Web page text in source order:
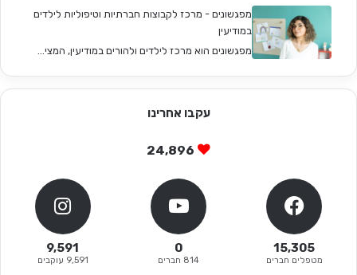
מפגשונים - מרכז לקבוצות חברתיות וטיפוליות לילדים
במודיעין
מפגשונים הוא מרכז לילדים ולהורים במודיעין, המצי...
עקבו אחרינו
24,896
15,305
מטפלים חברים
0
814 חברים
9,591
9,591 עוקבים